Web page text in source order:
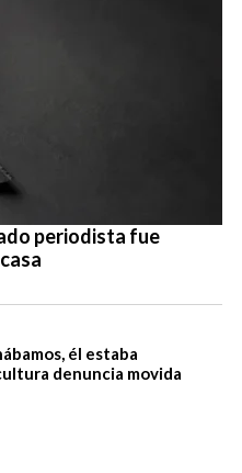
periodista fue
él estaba
denuncia movida